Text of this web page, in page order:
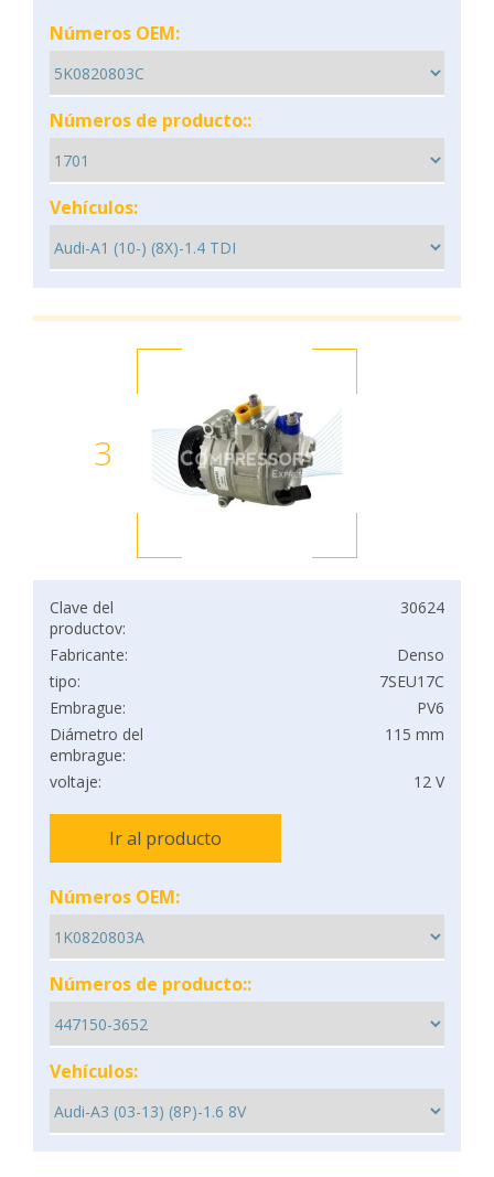
Números OEM:
Números de producto::
Vehículos:
3
Clave del
productov:
30624
Fabricante:
Denso
tipo:
7SEU17C
Embrague:
PV6
Diámetro del
embrague:
115 mm
voltaje: 12 V
Ir al producto
Números OEM:
Números de producto::
Vehículos: